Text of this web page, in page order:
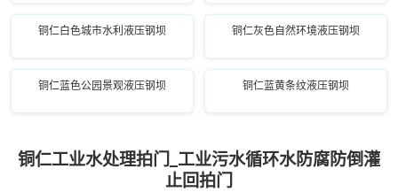
铜仁白色城市水利液压钢坝 铜仁灰色自然环境液压钢坝
铜仁蓝色公园景观液压钢坝 铜仁蓝黄条纹液压钢坝
铜仁工业水处理拍门_工业污水循环水防腐防倒灌
止回拍门